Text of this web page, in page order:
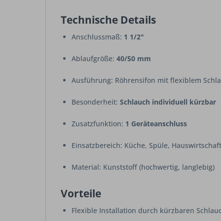
Technische Details
Anschlussmaß: 1 1/2"
Ablaufgröße: 40/50 mm
Ausführung: Röhrensifon mit flexiblem
Besonderheit: Schlauch individuell kürzbar
Zusatzfunktion: 1 Geräteanschluss
Einsatzbereich: Küche, Spüle,
Material: Kunststoff (hochwertig, langlebig)
Vorteile
Flexible Installation durch kürzbaren